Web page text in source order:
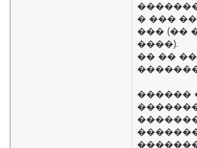
� ���
��� (��
����).
�� ��
������